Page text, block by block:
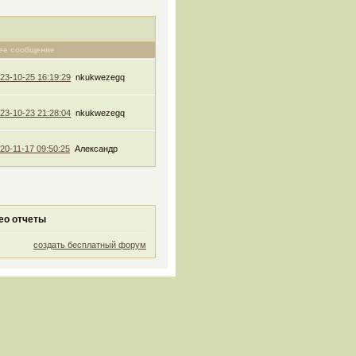
сообщение
10-25 16:19:29 nkukwezegq
10-23 21:28:04 nkukwezegq
11-17 09:50:25 Александр
отчеты
создать бесплатный форум